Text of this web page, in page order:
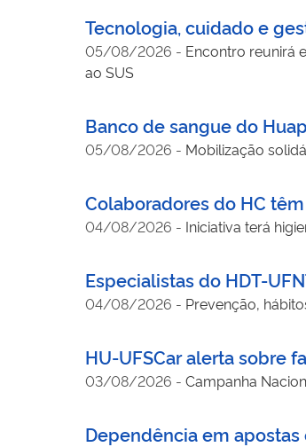
Tecnologia, cuidado e
05/08/2026 - Encontro reunirá
ao SUS
Banco de sangue do
05/08/2026 - Mobilização
Colaboradores do HC
04/08/2026 - Iniciativa terá
Especialistas do HDT-
04/08/2026 - Prevenção,
HU-UFSCar alerta sobre
03/08/2026 - Campanha
Dependência em